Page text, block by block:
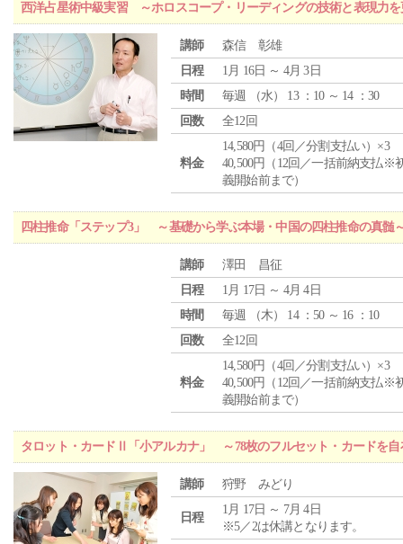
西洋占星術中級実習 ～ホロスコープ・リーディングの技術と表現力
講師
森信 彰雄
日程
1月 16日 ～ 4月 3日
時間
毎週 （水） 13 ：10 ～ 14 ：30
回数
全12回
料金
14,580円（4回／分割支払い）×3
40,500円（12回／一括前納支払※
義開始前まで）
四柱推命「ステップ3」 ～基礎から学ぶ本場・中国の四柱推命の真髄
講師
澤田 昌征
日程
1月 17日 ～ 4月 4日
時間
毎週 （木） 14 ：50 ～ 16 ：10
回数
全12回
料金
14,580円（4回／分割支払い）×3
40,500円（12回／一括前納支払※
義開始前まで）
タロット・カードⅡ「小アルカナ」 ～78枚のフルセット・カードを自
講師 狩野 みどり
日程
1月 17日 ～ 7月 4日
※5／2は休講となります。